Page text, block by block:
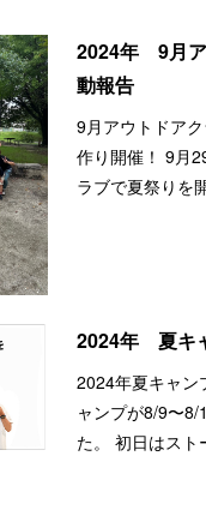
2024年 9月
動報告
9月アウトドア
作り開催！ 9月
ラブで夏祭りを
2024年 夏キ
2024年夏キャン
ャンプが8/9〜8/
た。 初日はスト